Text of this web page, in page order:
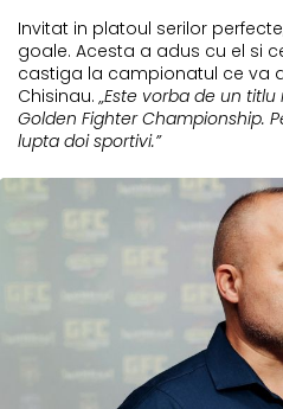
Invitat in platoul serilor
goale. Acesta a adus cu el si
castiga la campionatul ce va
Chisinau. „Este vorba de un
Golden Fighter Championship.
lupta doi sportivi.”